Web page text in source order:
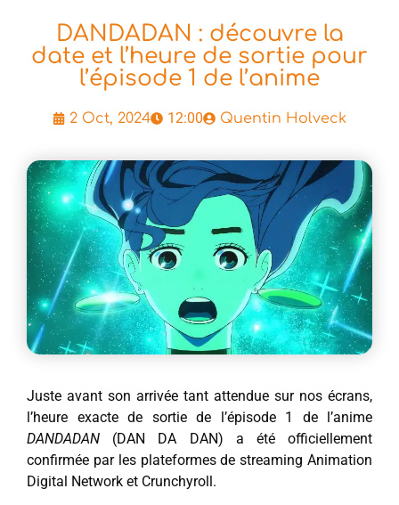
DANDADAN : découvre la
date et l’heure de sortie pour
l’épisode 1 de l’anime
2 Oct, 2024 12:00 Quentin Holveck
Juste avant son arrivée tant attendue sur nos écrans,
l’heure exacte de sortie de l’épisode 1 de l’anime
DANDADAN (DAN DA DAN) a été officiellement
confirmée par les plateformes de streaming Animation
Digital Network et Crunchyroll.